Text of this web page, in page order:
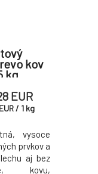
kov
kg
EUR
EUR/ 1 kg
vysoce
prvkov a
aj bez
kovu,